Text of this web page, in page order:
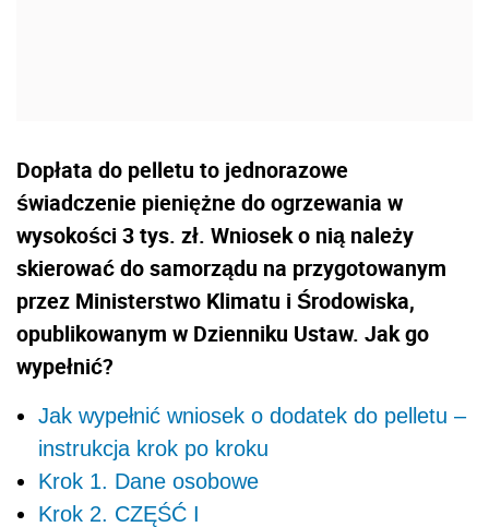
Dopłata do pelletu to jednorazowe
świadczenie pieniężne do ogrzewania w
wysokości 3 tys. zł. Wniosek o nią należy
skierować do samorządu na przygotowanym
przez Ministerstwo Klimatu i Środowiska,
opublikowanym w Dzienniku Ustaw. Jak go
wypełnić?
Jak wypełnić wniosek o dodatek do pelletu –
instrukcja krok po kroku
Krok 1. Dane osobowe
Krok 2. CZĘŚĆ I